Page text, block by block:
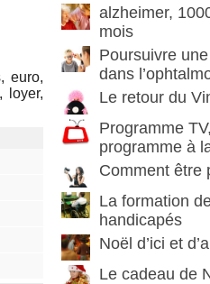
euro,
loyer,
alzheimer,
mois
Poursuivre
dans
Le retour du
Programme
programme à
Comment être
La formation
handicapés
Noël d’ici et
Le cadeau de